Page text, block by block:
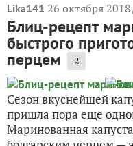
Lika141 26 октября
Блиц-рецепт
быстрого
перцем 2
Сезон вкуснейшей
пришла пора еще
Маринованная